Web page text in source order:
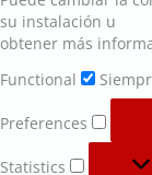
su instalación u
obtener más
Functional
Preferences
Statistics